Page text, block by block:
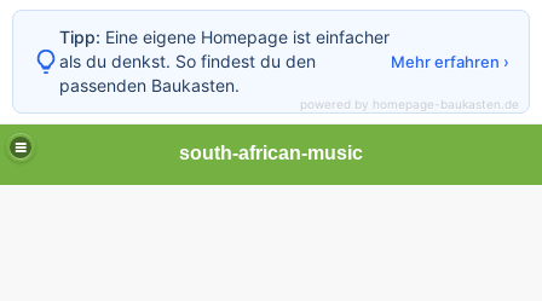
south-african-music
Tipp: Eine eigene Homepage ist einfacher
als du denkst. So findest du den
passenden Baukasten.
Mehr erfahren ›
powered by homepage-baukasten.de